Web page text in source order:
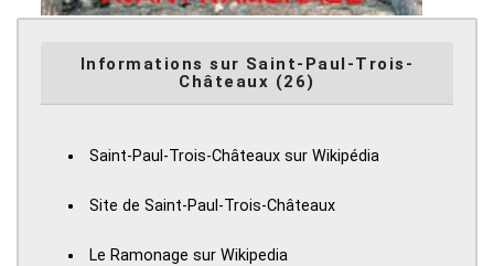
Informations sur Saint-Paul-Trois-
Châteaux (26)
Saint-Paul-Trois-Châteaux sur Wikipédia
Site de Saint-Paul-Trois-Châteaux
Le Ramonage sur Wikipedia